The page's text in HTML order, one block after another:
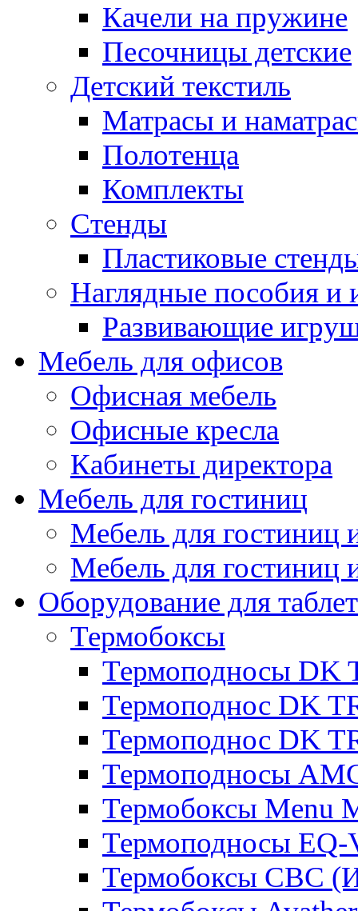
Качели на пружине
Песочницы детские
Детский текстиль
Матрасы и
Полотенца
Комплекты
Стенды
Пластиковые
Наглядные пособия и
Развивающие
Мебель для офисов
Офисная мебель
Офисные кресла
Кабинеты директора
Мебель для гостиниц
Мебель для
Мебель для гостиниц
Оборудование для
Термобоксы
Термоподносы DK
Термоподнос DK
Термоподнос DK
Термоподносы
Термобоксы Menu
Термоподносы EQ-
Термобоксы CBC